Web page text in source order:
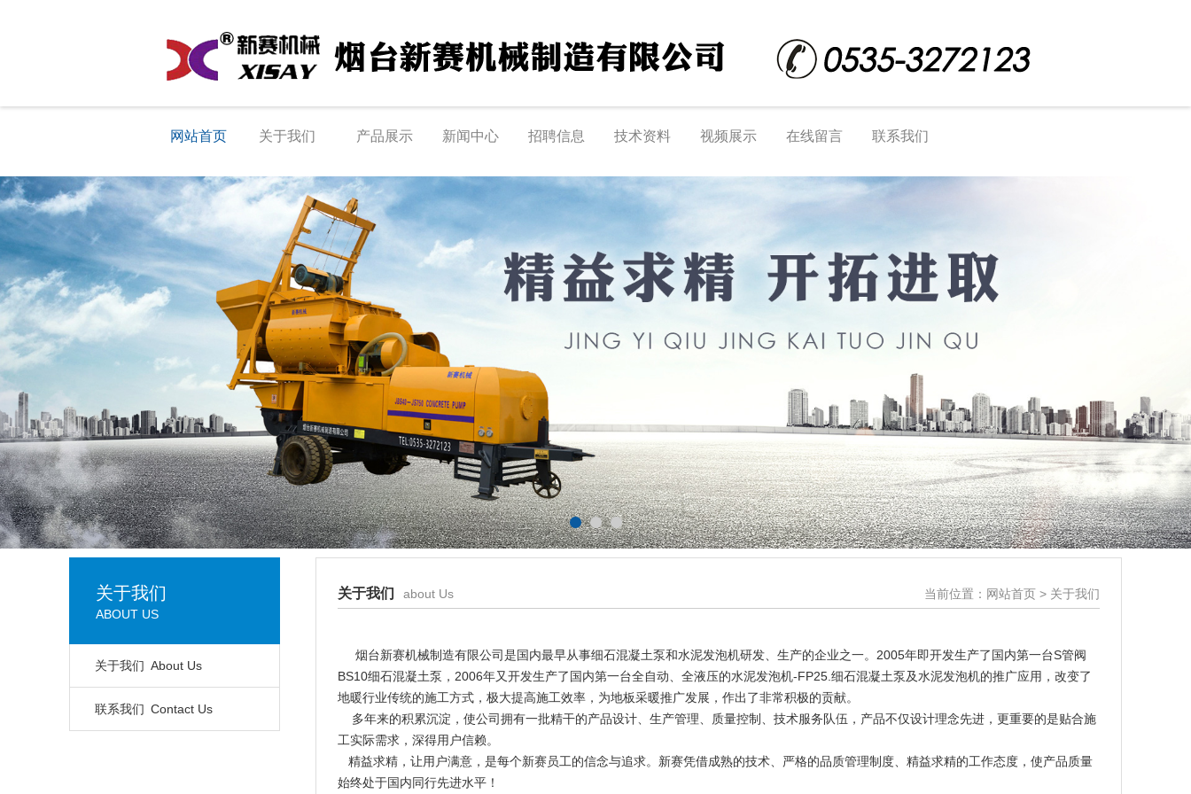
网站首页 关于我们 产品展示 新闻中心 招聘信息 技术资料 视频展示 在线留言 联系我们
关于我们
ABOUT US
关于我们 About Us
联系我们 Contact Us
关于我们 about Us 当前位置： 网站首页 > 关于我们
烟台新赛机械制造有限公司是国内最早从事细石混凝土泵和水泥发泡机研发、生产的企业之一。2005年即开发生产了国内第一台S管阀
BS10细石混凝土泵，2006年又开发生产了国内第一台全自动、全液压的水泥发泡机-FP25.细石混凝土泵及水泥发泡机的推广应用，改变了
地暖行业传统的施工方式，极大提高施工效率，为地板采暖推广发展，作出了非常积极的贡献。
多年来的积累沉淀，使公司拥有一批精干的产品设计、生产管理、质量控制、技术服务队伍，产品不仅设计理念先进，更重要的是贴合施
工实际需求，深得用户信赖。
精益求精，让用户满意，是每个新赛员工的信念与追求。新赛凭借成熟的技术、严格的品质管理制度、精益求精的工作态度，使产品质量
始终处于国内同行先进水平！